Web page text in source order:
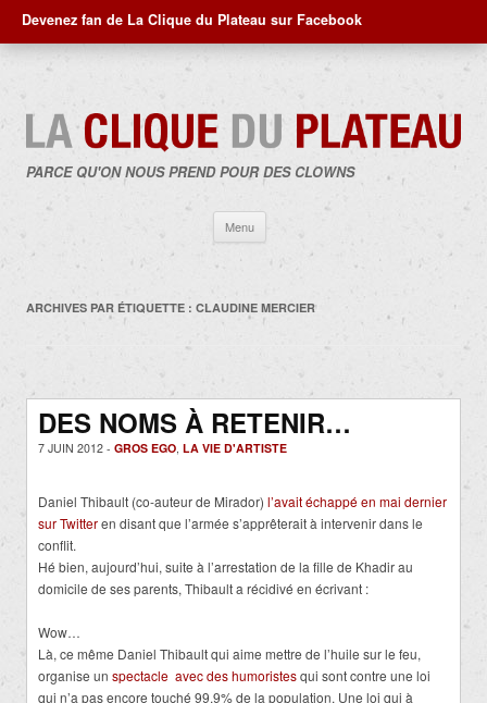
Devenez fan de La Clique du Plateau sur Facebook
PARCE QU'ON NOUS PREND POUR DES CLOWNS
Menu
contenu
ARCHIVES PAR ÉTIQUETTE : CLAUDINE MERCIER
DES NOMS À RETENIR…
7 JUIN 2012 - GROS EGO, LA VIE D'ARTISTE
Daniel Thibault (co-auteur de Mirador) l’avait échappé en mai dernier
sur Twitteren disant que l’armée s’apprêterait à intervenir dans le
conflit.
Hé bien, aujourd’hui, suite à l’arrestation de la fille de Khadir au
domicile de ses parents, Thibault a récidivé en écrivant :
Wow…
Là, ce même Daniel Thibault qui aime mettre de l’huile sur le feu,
organise un spectacle avec des humoristesqui sont contre une loi
qui n’a pas encore touché 99.9% de la population. Une loi qui à